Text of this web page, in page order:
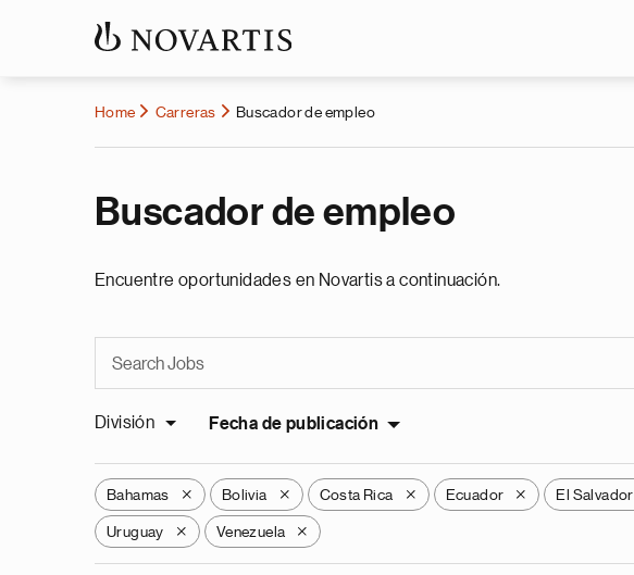
Home Carreras Buscador de empleo
Buscador de empleo
Encuentre oportunidades en Novartis a continuación.
División Fecha de publicación
Bahamas X Bolivia X Costa Rica X Ecuador X El Salvador
Uruguay X Venezuela X